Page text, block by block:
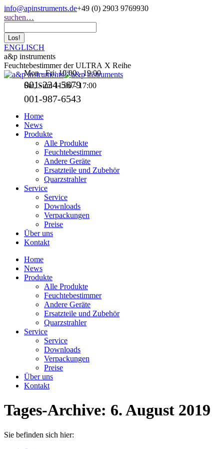
Zum
Inhalt
info@apinstruments.de+49 (0) 2903 9769930
Search:
suchen…
ENGLISCH
a&p instruments
Feuchtebestimmer der ULTRA X Reihe
Mon - Fri: 10:00 - 19:00
Sat, Sun: 11:00 - 17:00
001-234-5679
001-987-6543
Home
News
Produkte
Alle Produkte
Feuchtebestimmer
Andere Geräte
Ersatzteile und Zubehör
Quarzstrahler
Service
Service
Downloads
Verpackungen
Preise
Über uns
Kontakt
Home
News
Produkte
Alle Produkte
Feuchtebestimmer
Andere Geräte
Ersatzteile und Zubehör
Quarzstrahler
Service
Service
Downloads
Verpackungen
Preise
Über uns
Kontakt
Tages-Archive: 6. August 2019
Sie befinden sich hier: